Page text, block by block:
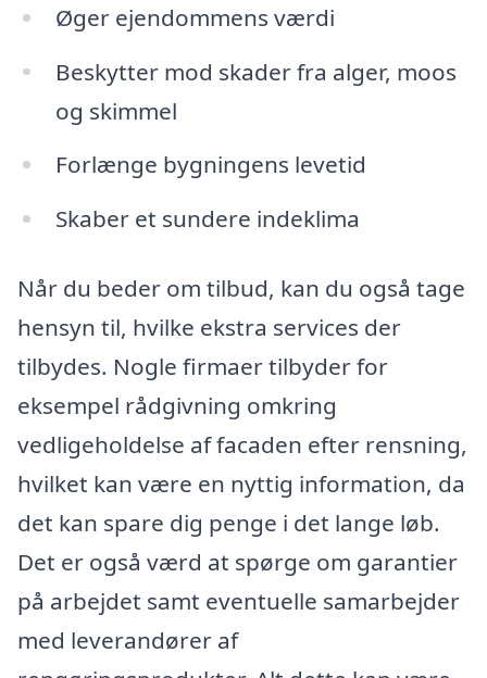
Øger ejendommens værdi
Beskytter mod skader fra alger, moos
og skimmel
Forlænge bygningens levetid
Skaber et sundere indeklima
Når du beder om tilbud, kan du også tage
hensyn til, hvilke ekstra services der
tilbydes. Nogle firmaer tilbyder for
eksempel rådgivning omkring
vedligeholdelse af facaden efter rensning,
hvilket kan være en nyttig information, da
det kan spare dig penge i det lange løb.
Det er også værd at spørge om garantier
på arbejdet samt eventuelle samarbejder
med leverandører af